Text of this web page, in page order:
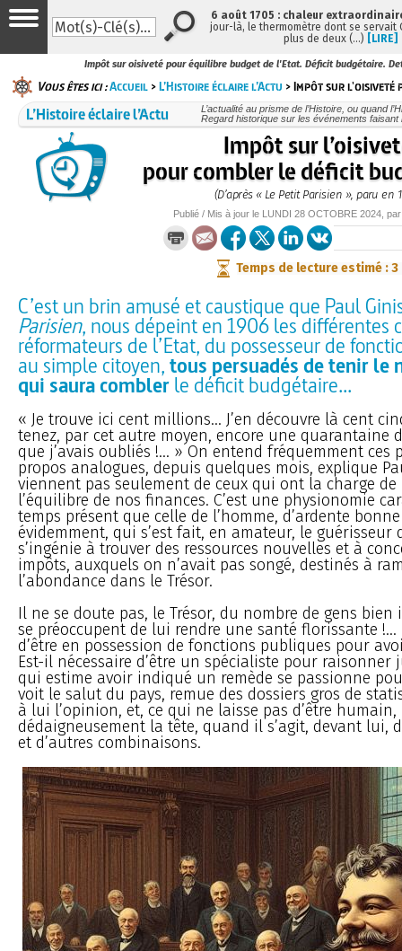
Impôt sur oisiveté pour équilibre budget de l'Etat. Déficit budgétaire.
Vous êtes ici :Accueil >L’Histoire éclaire l’Actu > Impôt sur l'oisiveté
L’Histoire éclaire l’Actu
L’actualité au prisme de l’Histoire, ou quand
Regard historique sur les événements faisant
Impôt sur
pour combler le déficit
(D’après « Le Petit Parisien », paru en
Publié / Mis à jour le LUNDI 28 OCTOBRE 2024 ,
Temps de lecture estimé : 3
C’est un brin amusé et caustique que Paul
Parisien, nous dépeint en 1906 les différentes
réformateurs de l’Etat, du possesseur de
au simple citoyen,tous persuadés de tenir le
qui saura comblerle déficit budgétaire...
« Je trouve ici cent millions... J’en découvre là cent
tenez, par cet autre moyen, encore une quarantaine
que j’avais oubliés !... » On entend fréquemment ces
propos analogues, depuis quelques mois, explique
viennent pas seulement de ceux qui ont la charge de
l’équilibre de nos finances. C’est une physionomie
temps présent que celle de l’homme, d’ardente
évidemment, qui s’est fait, en amateur, le guérisseur
s’ingénie à trouver des ressources nouvelles et à
impôts, auxquels on n’avait pas songé, destinés à
l’abondance dans le Trésor.
Il ne se doute pas, le Trésor, du nombre de gens
se préoccupent de lui rendre une santé florissante !...
d’être en possession de fonctions publiques pour
Est-il nécessaire d’être un spécialiste pour raisonner
qui estime avoir indiqué un remède se passionne
voit le salut du pays, remue des dossiers gros de
à lui l’opinion, et, ce qui ne laisse pas d’être humain,
dédaigneusement la tête, quand il s’agit, devant lui,
et d’autres combinaisons.
6 août 1705 : chaleur
jour-là, le thermomètre dont se servait
plus de deux (…) [LIRE]